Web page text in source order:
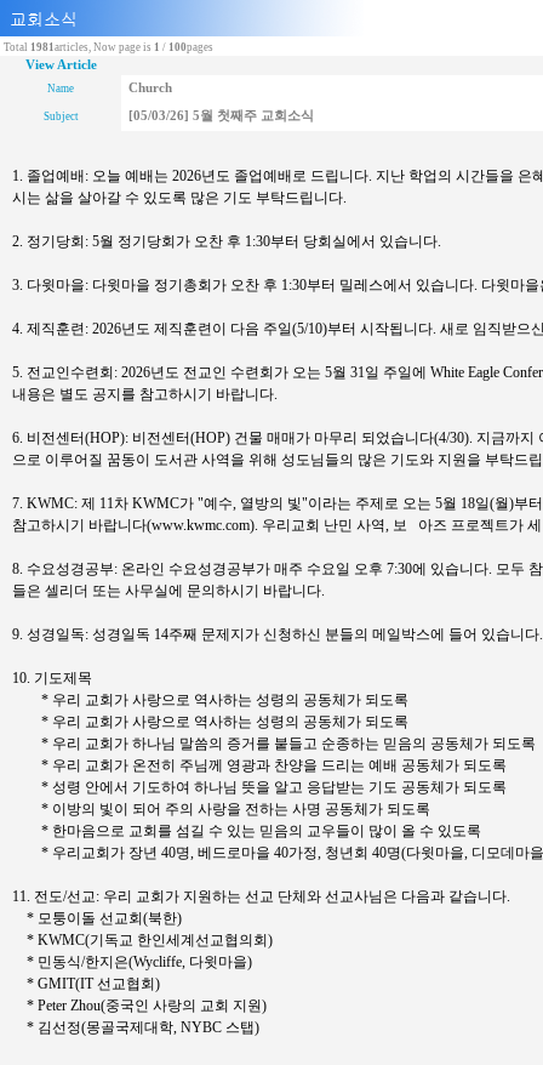
Total 1981articles, Now page is 1 / 100pages
View Article
Name Church
Subject [05/03/26] 5월 첫째주 교회소식
1. 졸업예배: 오늘 예배는 2026년도 졸업예배로 드립니다. 지난 학업의 시간들을
시는 삶을 살아갈 수 있도록 많은 기도 부탁드립니다.
2. 정기당회: 5월 정기당회가 오찬 후 1:30부터 당회실에서 있습니다.
3. 다윗마을: 다윗마을 정기총회가 오찬 후 1:30부터 밀레스에서 있습니다. 다윗마
4. 제직훈련: 2026년도 제직훈련이 다음 주일(5/10)부터 시작됩니다. 새로 임직받
5. 전교인수련회: 2026년도 전교인 수련회가 오는 5월 31일 주일에 White Eagle
내용은 별도 공지를 참고하시기 바랍니다.
6. 비전센터(HOP): 비전센터(HOP) 건물 매매가 마무리 되었습니다(4/30). 지금까
으로 이루어질 꿈동이 도서관 사역을 위해 성도님들의 많은 기도와 지원을 부탁드
7. KWMC: 제 11차 KWMC가 "예수, 열방의 빛"이라는 주제로 오는 5월 18일(월)
참고하시기 바랍니다(www.kwmc.com). 우리교회 난민 사역, 보 아즈 프로젝트가
8. 수요성경공부: 온라인 수요성경공부가 매주 수요일 오후 7:30에 있습니다. 모두
들은 셀리더 또는 사무실에 문의하시기 바랍니다.
9. 성경일독: 성경일독 14주째 문제지가 신청하신 분들의 메일박스에 들어 있습니
10. 기도제목
* 우리 교회가 사랑으로 역사하는 성령의 공동체가 되도록
* 우리 교회가 사랑으로 역사하는 성령의 공동체가 되도록
* 우리 교회가 하나님 말씀의 증거를 붙들고 순종하는 믿음의 공동체가 되도록
* 우리 교회가 온전히 주님께 영광과 찬양을 드리는 예배 공동체가 되도록
* 성령 안에서 기도하여 하나님 뜻을 알고 응답받는 기도 공동체가 되도록
* 이방의 빛이 되어 주의 사랑을 전하는 사명 공동체가 되도록
* 한마음으로 교회를 섬길 수 있는 믿음의 교우들이 많이 올 수 있도록
* 우리교회가 장년 40명, 베드로마을 40가정, 청년회 40명(다윗마을, 디모데마
11. 전도/선교: 우리 교회가 지원하는 선교 단체와 선교사님은 다음과 같습니다.
* 모퉁이돌 선교회(북한)
* KWMC(기독교 한인세계선교협의회)
* 민동식/한지은(Wycliffe, 다윗마을)
* GMIT(IT 선교협회)
* Peter Zhou(중국인 사랑의 교회 지원)
* 김선정(몽골국제대학, NYBC 스탭)